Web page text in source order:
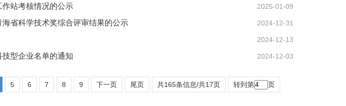
2025-01-09
站考核情况的公示
2024-12-31
省科学技术奖综合评审结果的公示
2024-12-13
2024-12-03
型企业名单的通知
5 6 7 8 9 下一页 尾页 共165条信息/共17页 转到第 页